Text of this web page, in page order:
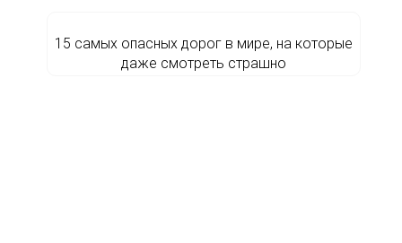
15 самых опасных дорог в мире, на которые
даже смотреть страшно